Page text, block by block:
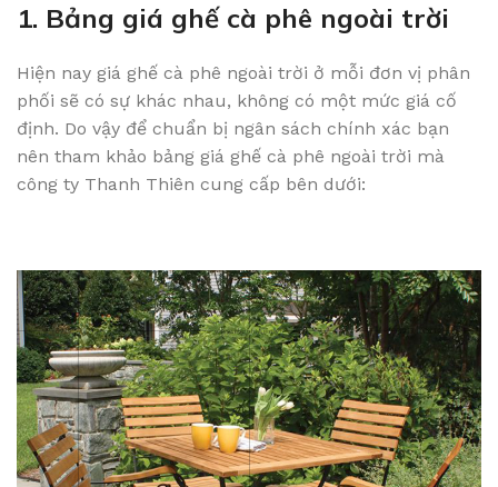
1. Bảng giá ghế cà phê ngoài trời
Hiện nay giá ghế cà phê ngoài trời ở mỗi đơn vị phân
phối sẽ có sự khác nhau, không có một mức giá cố
định. Do vậy để chuẩn bị ngân sách chính xác bạn
nên tham khảo bảng giá ghế cà phê ngoài trời mà
công ty Thanh Thiên cung cấp bên dưới: